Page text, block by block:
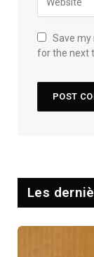
Save my
for the next
Les